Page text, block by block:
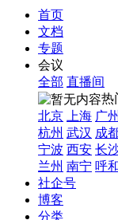
首页
文档
专题
会议
全部 直播间
热
北京
上海 广州
杭州 武汉 成
宁波 西安 长
兰州 南宁 呼
社企号
博客
分类